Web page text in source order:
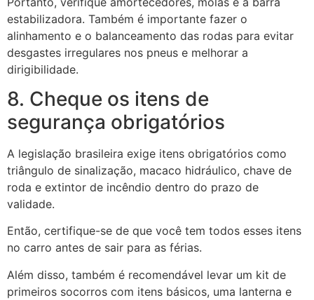
estabilizadora. Também é importante fazer o
alinhamento e o balanceamento das rodas para evitar
desgastes irregulares nos pneus e melhorar a
dirigibilidade.
8. Cheque os itens de
segurança obrigatórios
A legislação brasileira exige itens obrigatórios como
triângulo de sinalização, macaco hidráulico, chave de
roda e extintor de incêndio dentro do prazo de
validade.
Então, certifique-se de que você tem todos esses itens
no carro antes de sair para as férias.
Além disso, também é recomendável levar um kit de
primeiros socorros com itens básicos, uma lanterna e